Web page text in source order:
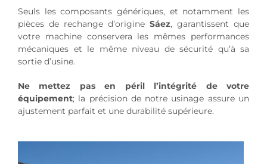
Seuls les composants génériques, et notamment les
pièces de rechange d’origine Sáez, garantissent que
votre machine conservera les mêmes performances
mécaniques et le même niveau de sécurité qu’à sa
sortie d’usine.
Ne mettez pas en péril l’intégrité de votre
équipement; la précision de notre usinage assure un
ajustement parfait et une durabilité supérieure.